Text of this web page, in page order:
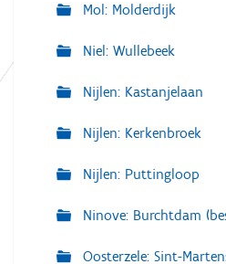
Mol: Molderdijk
Niel: Wullebeek
Nijlen: Kastanjelaan
Nijlen: Kerkenbroek
Nijlen: Puttingloop
Ninove: Burchtdam
Oosterzele: Sint-